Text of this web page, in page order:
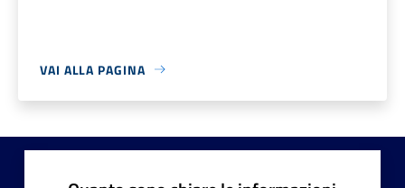
VAI ALLA PAGINA